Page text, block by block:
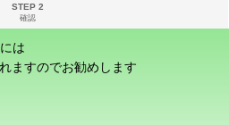
STEP 2
確認
は
ますのでお勧めします